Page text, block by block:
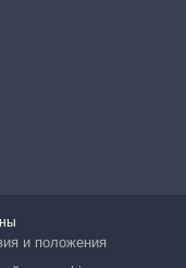
и положения